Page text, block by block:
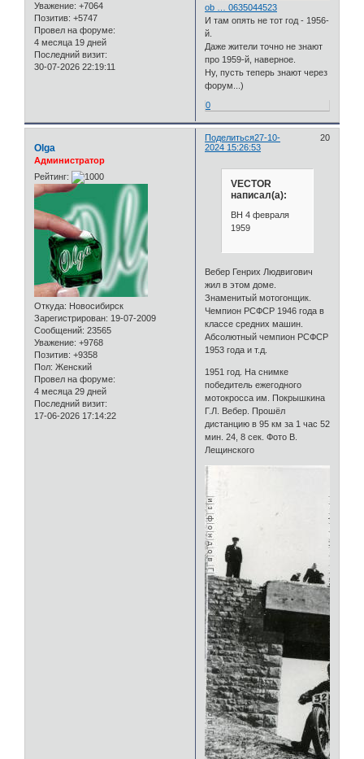
Уважение: +7064
Позитив: +5747
Провел на форуме:
4 месяца 19 дней
Последний визит:
30-07-2026 22:19:11
ob … 0635044523
И там опять не тот год - 1956-
й.
Даже жители точно не знают
про 1959-й, наверное.
Ну, пусть теперь знают через
форум...)
0
Поделиться 20
27-10-
2024 15:26:53
Olga
Администратор
Рейтинг:
Откуда: Новосибирск
Зарегистрирован: 19-07-2009
Сообщений: 23565
Уважение: +9768
Позитив: +9358
Пол: Женский
Провел на форуме:
4 месяца 29 дней
Последний визит:
17-06-2026 17:14:22
VECTOR
написал(а):
ВН 4 февраля
1959
Вебер Генрих Людвигович
жил в этом доме.
Знаменитый мотогонщик.
Чемпион РСФСР 1946 года в
классе средних машин.
Абсолютный чемпион РСФСР
1953 года и т.д.
1951 год. На снимке
победитель ежегодного
мотокросса им. Покрышкина
Г.Л. Вебер. Прошёл
дистанцию в 95 км за 1 час 52
мин. 24, 8 сек. Фото В.
Лещинского